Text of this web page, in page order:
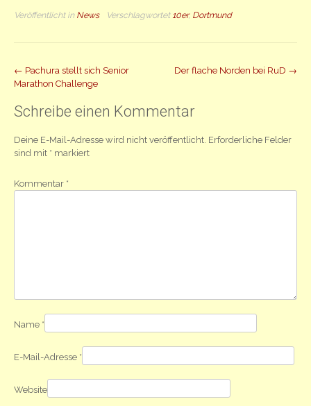
Veröffentlicht in News Verschlagwortet 10er, Dortmund
Beitrag
Navigation
← Pachura stellt sich Senior
Marathon Challenge
Der flache Norden bei RuD →
Schreibe einen Kommentar
Deine E-Mail-Adresse wird nicht veröffentlicht. Erforderliche Felder
sind mit * markiert
Kommentar *
Name *
E-Mail-Adresse *
Website